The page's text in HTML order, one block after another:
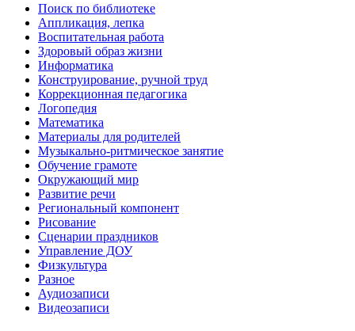
Поиск по библиотеке
Аппликация, лепка
Воспитательная работа
Здоровый образ жизни
Информатика
Конструирование, ручной труд
Коррекционная педагогика
Логопедия
Математика
Материалы для родителей
Музыкально-ритмическое занятие
Обучение грамоте
Окружающий мир
Развитие речи
Региональный компонент
Рисование
Сценарии праздников
Управление ДОУ
Физкультура
Разное
Аудиозаписи
Видеозаписи